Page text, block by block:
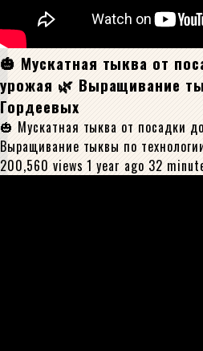
🎃 Мускатная тыква от
урожая 🌿 Выращивание
Гордеевых
🎃 Мускатная тыква от посадки
Выращивание тыквы по
200,560 views 1 year ago 32